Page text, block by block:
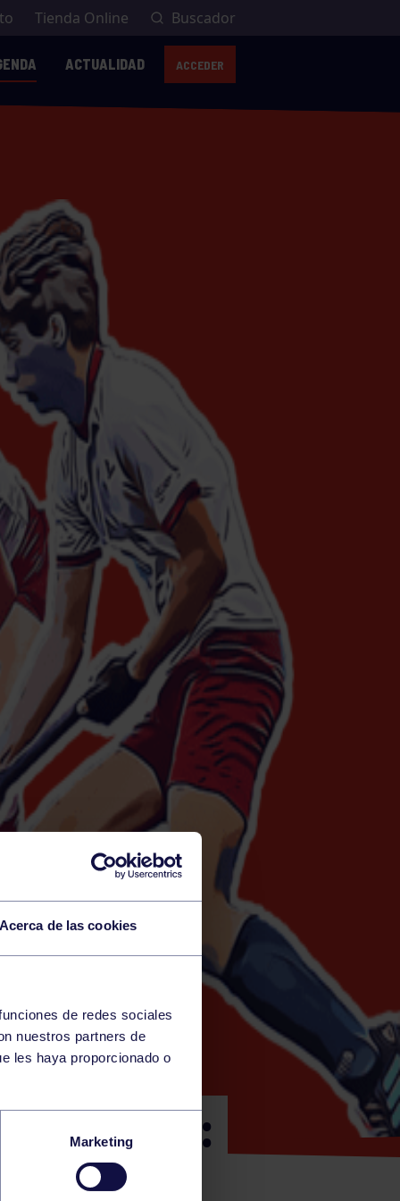
de las cookies
de redes sociales
nuestros partners de
les haya proporcionado o
Marketing
Tienda Online Buscador
ACTUALIDAD ACCEDER
SALA: